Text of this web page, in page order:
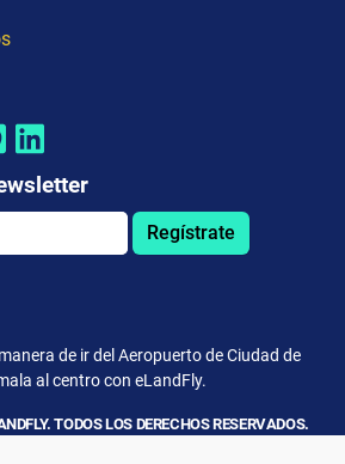
Regístrate
de ir del Aeropuerto de Ciudad de
al centro con eLandFly.
TODOS LOS DERECHOS RESERVADOS.